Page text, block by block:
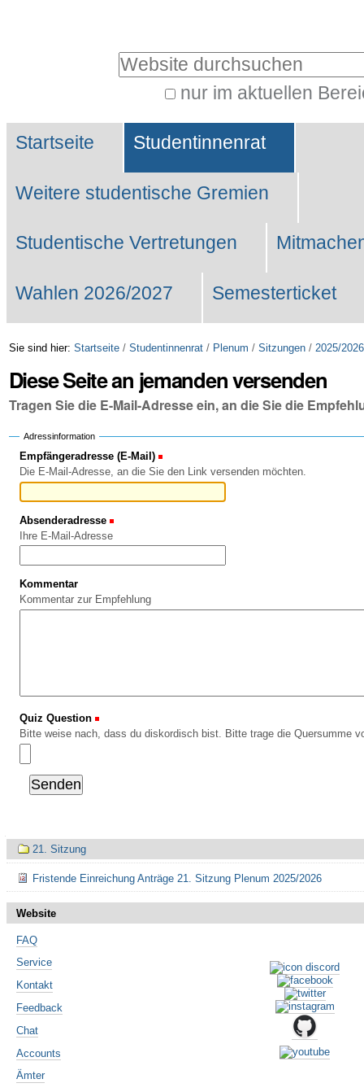
Website durchsuchen
nur im aktuellen
Suche…
Sektionen
Startseite Studentinnenrat
Weitere studentische Gremien
Studentische Vertretungen
Wahlen 2026/2027 Semesterticket
Sie sind hier: Startseite / Studentinnenrat / Plenum / Sitzungen / 2025/2026
Diese Seite an jemanden versenden
Tragen Sie die E-Mail-Adresse ein, an die Sie die
Adressinformation
Empfängeradresse (E-Mail)
Die E-Mail-Adresse, an die Sie den Link versenden möchten.
Absenderadresse
Ihre E-Mail-Adresse
Kommentar
Kommentar zur Empfehlung
Quiz Question
Bitte weise nach, dass du diskordisch bist. Bitte trage die Quersumme
Navigation
21. Sitzung
Fristende Einreichung Anträge 21. Sitzung Plenum 2025/2026
Website
FAQ
Service
Kontakt
Feedback
Chat
Accounts
Ämter